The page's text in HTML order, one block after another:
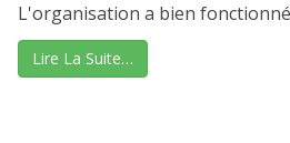
L'organisation a bien
Lire La Suite…